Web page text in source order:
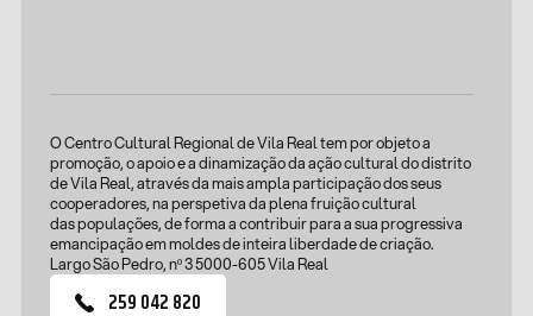
O Centro Cultural Regional de Vila Real tem por objeto a
promoção, o apoio e a dinamização da ação cultural do distrito
de Vila Real, através da mais ampla participação dos seus
cooperadores, na perspetiva da plena fruição cultural
das populações, de forma a contribuir para a sua progressiva
emancipação em moldes de inteira liberdade de criação.
Largo São Pedro, nº 3 5000-605 Vila Real
259 042 820